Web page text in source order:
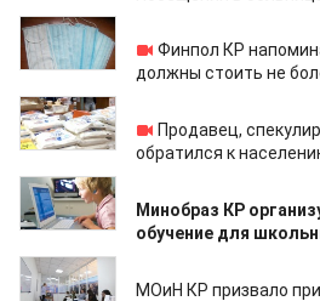
18.03.2020
Финпол КР
должны стоить не
18.03.2020
Продавец,
обратился к
18.03.2020
Минобраз КР
обучение для
18.03.2020
МОиН КР призвало